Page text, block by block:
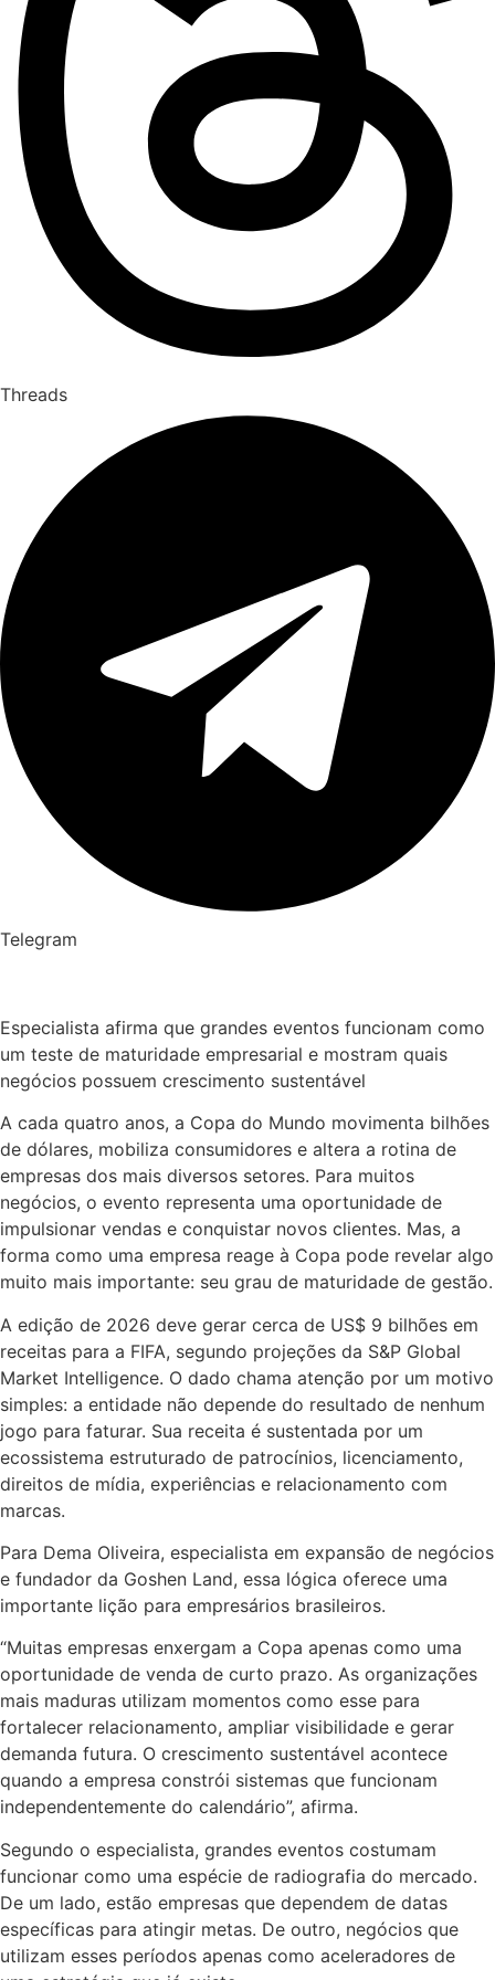
Threads
Telegram
Especialista afirma que grandes eventos funcionam como
um teste de maturidade empresarial e mostram quais
negócios possuem crescimento sustentável
A cada quatro anos, a Copa do Mundo movimenta bilhões
de dólares, mobiliza consumidores e altera a rotina de
empresas dos mais diversos setores. Para muitos
negócios, o evento representa uma oportunidade de
impulsionar vendas e conquistar novos clientes. Mas, a
forma como uma empresa reage à Copa pode revelar algo
muito mais importante: seu grau de maturidade de gestão.
A edição de 2026 deve gerar cerca de US$ 9 bilhões em
receitas para a FIFA, segundo projeções da S&P Global
Market Intelligence. O dado chama atenção por um motivo
simples: a entidade não depende do resultado de nenhum
jogo para faturar. Sua receita é sustentada por um
ecossistema estruturado de patrocínios, licenciamento,
direitos de mídia, experiências e relacionamento com
marcas.
Para Dema Oliveira, especialista em expansão de negócios
e fundador da Goshen Land, essa lógica oferece uma
importante lição para empresários brasileiros.
“Muitas empresas enxergam a Copa apenas como uma
oportunidade de venda de curto prazo. As organizações
mais maduras utilizam momentos como esse para
fortalecer relacionamento, ampliar visibilidade e gerar
demanda futura. O crescimento sustentável acontece
quando a empresa constrói sistemas que funcionam
independentemente do calendário”, afirma.
Segundo o especialista, grandes eventos costumam
funcionar como uma espécie de radiografia do mercado.
De um lado, estão empresas que dependem de datas
específicas para atingir metas. De outro, negócios que
utilizam esses períodos apenas como aceleradores de